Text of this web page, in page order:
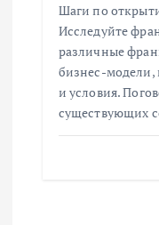
Шаги по
Исследуйте
различные
бизнес-модели,
и условия.
существующих